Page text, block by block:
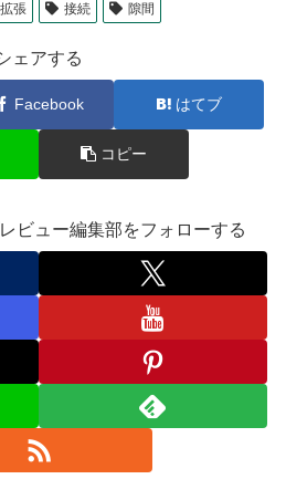
拡張 接続 隙間
ェアする
Facebook はてブ
コピー
ビュー編集部をフォローする